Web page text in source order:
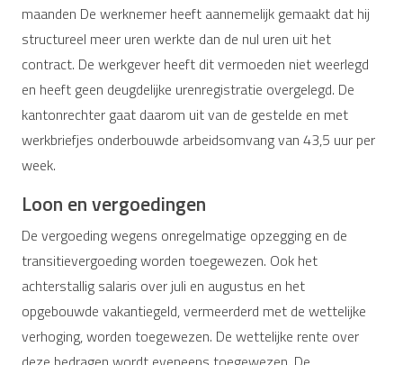
maanden De werknemer heeft aannemelijk gemaakt dat hij
structureel meer uren werkte dan de nul uren uit het
contract. De werkgever heeft dit vermoeden niet weerlegd
en heeft geen deugdelijke urenregistratie overgelegd. De
kantonrechter gaat daarom uit van de gestelde en met
werkbriefjes onderbouwde arbeidsomvang van 43,5 uur per
week.
Loon en vergoedingen
De vergoeding wegens onregelmatige opzegging en de
transitievergoeding worden toegewezen. Ook het
achterstallig salaris over juli en augustus en het
opgebouwde vakantiegeld, vermeerderd met de wettelijke
verhoging, worden toegewezen. De wettelijke rente over